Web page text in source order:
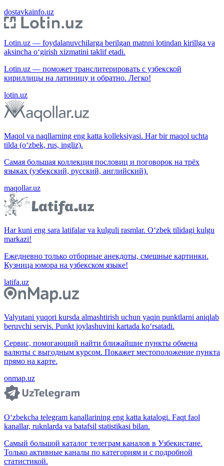
dostavkainfo.uz
Lotin.uz — foydalanuvchilarga berilgan matnni lotindan kirillga va
aksincha o‘girish xizmatini taklif etadi.
Lotin.uz — поможет транслитерировать с узбекской
кириллицы на латиницу и обратно. Легко!
lotin.uz
Maqol va naqllarning eng katta kolleksiyasi. Har bir maqol uchta
tilda (o‘zbek, rus, ingliz).
Самая большая коллекция пословиц и поговорок на трёх
языках (узбекский, русский, английский).
maqollar.uz
Har kuni eng sara latifalar va kulguli rasmlar. O‘zbek tilidagi kulgu
markazi!
Ежедневно только отборные анекдоты, смешные картинки.
Кузница юмора на узбекском языке!
latifa.uz
Valyutani yuqori kursda almashtirish uchun yaqin punktlarni aniqlab
beruvchi servis. Punkt joylashuvini kartada ko‘rsatadi.
Сервис, помогающий найти ближайшие пункты обмена
валюты с выгодным курсом. Покажет местоположение пункта
прямо на карте.
onmap.uz
O‘zbekcha telegram kanallarining eng katta katalogi. Faqt faol
kanallar, ruknlarda va batafsil statistikasi bilan.
Самый большой каталог телеграм каналов в Узбекистане.
Только активные каналы по категориям и с подробной
статистикой.